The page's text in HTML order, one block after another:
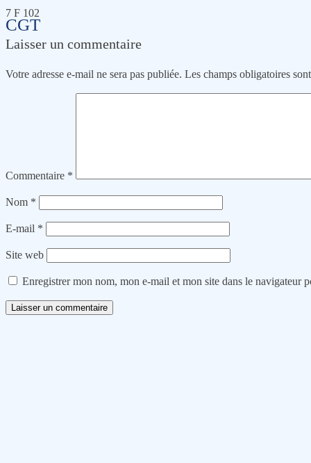
CGT
7 F 102
Laisser un commentaire
Votre adresse e-mail ne sera pas publiée. Les champs obligatoires
Commentaire *
Nom *
E-mail *
Site web
Enregistrer mon nom, mon e-mail et mon site dans le navigateur